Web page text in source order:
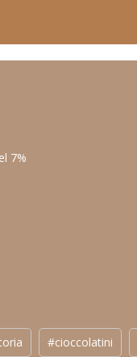
7%
#cioccolatini